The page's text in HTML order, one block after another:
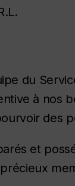
du
à nos
des
et